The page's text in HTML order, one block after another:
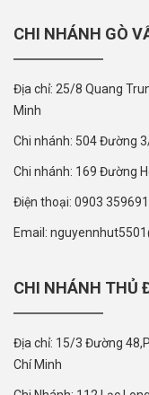
CHI NHÁNH GÒ
Địa chỉ: 25/8 Quang
Minh
Chi nhánh: 504 Đường
Chi nhánh: 169 Đường
Điện thoại: 0903 359691
Email:
CHI NHÁNH THỦ
Địa chỉ: 15/3 Đường
Chí Minh